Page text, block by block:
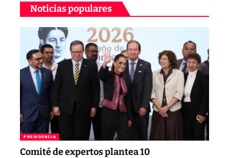
Noticias populares
PRESIDENCIA
Comité de expertos plantea 10